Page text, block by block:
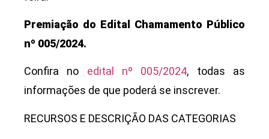
Premiação do Edital Chamamento Público
nº 005/2024.
Confira no edital nº 005/2024, todas as
informações de que poderá se inscrever.
RECURSOS E DESCRIÇÃO DAS CATEGORIAS